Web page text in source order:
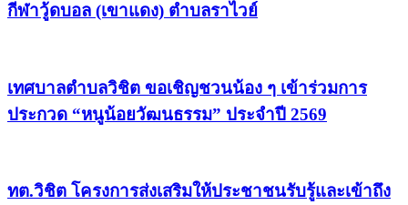
กีฬาวู้ดบอล (เขาแดง) ตำบลราไวย์
เทศบาลตำบลวิชิต ขอเชิญชวนน้อง ๆ เข้าร่วมการ
ประกวด “หนูน้อยวัฒนธรรม” ประจำปี 2569
ทต.วิชิต โครงการส่งเสริมให้ประชาชนรับรู้และเข้าถึง